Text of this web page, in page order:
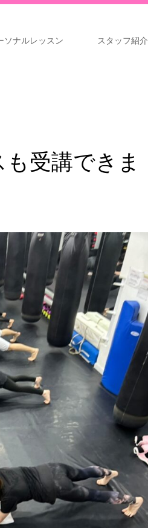
ソナルレッスン スタッフ紹介
受講できま